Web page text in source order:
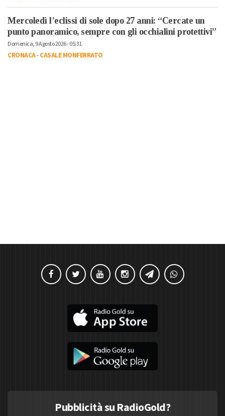
Mercoledì l’eclissi di sole dopo 27 anni: “Cercate un
punto panoramico, sempre con gli occhialini protettivi”
Domenica, 9 Agosto 2026 - 05:31
CRONACA-CASALE MONFERRATO
Pubblicità su RadioGold?